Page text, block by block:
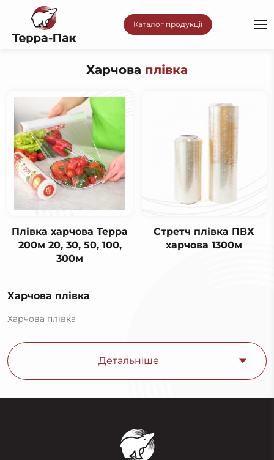
Каталог продукції
Харчова плівка
Плівка харчова Терра
200м 20, 30, 50, 100,
300м
Cтретч плівка ПВХ
харчова 1300м
Харчова плівка
Харчова плівка
Детальніше